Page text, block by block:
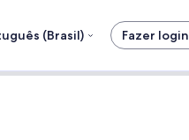
(Brasil) Fazer login